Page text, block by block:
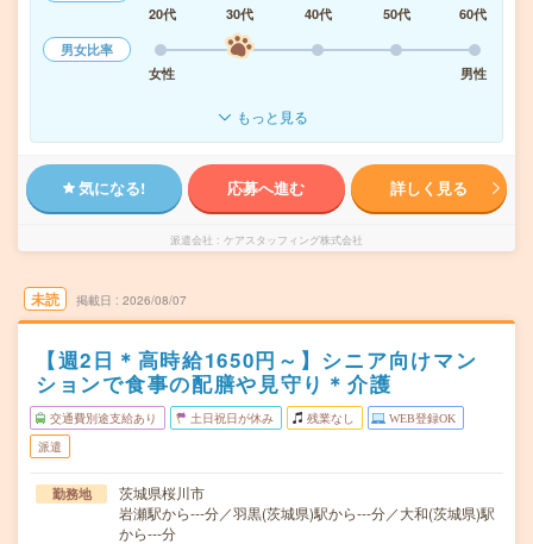
20代
30代 40代 50代
60代
男女比率
女性
男性
もっと見る
気になる! 応募へ進む 詳しく見る
派遣会社 ケアスタッフィング株式会社
未読 掲載日 2026/08/07
【週2日＊高時給1650円～】シニア向けマン
ションで食事の配膳や見守り＊介護
交通費別途支給あり 土日祝日が休み 残業なし WEB登録OK
派遣
勤務地
茨城県桜川市
岩瀬駅から---分／羽黒(茨城県)駅から---分／大和(茨城県)駅
から---分